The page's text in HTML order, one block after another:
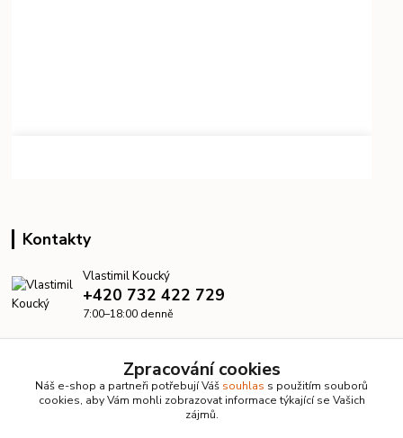
Kontakty
Vlastimil Koucký
+420 732 422 729
7:00–18:00 denně
Zpracování cookies
Náš e-shop a partneři potřebují Váš souhlas s použitím souborů
cookies, aby Vám mohli zobrazovat informace týkající se Vašich
zájmů.